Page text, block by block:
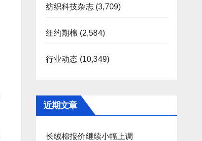
纺织科技杂志(3,709)
纽约期棉 (2,584)
行业动态 (10,349)
近期文章
长绒棉报价继续小幅上调